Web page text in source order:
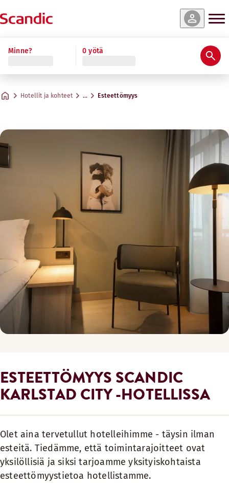
Minne? 0 yötä
Hotellit ja kohteet … Esteettömyys
ESTEETTÖMYYS SCANDIC
KARLSTAD CITY -HOTELLISSA
Olet aina tervetullut hotelleihimme - täysin ilman
esteitä. Tiedämme, että toimintarajoitteet ovat
yksilöllisiä ja siksi tarjoamme yksityiskohtaista
esteettömyystietoa hotellistamme.